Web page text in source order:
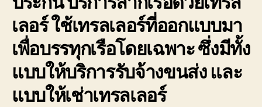
เลอร์ใช้เทรลเลอร์ที่ออกแบบมา
เพื่อบรรทุกเรือโดยเฉพาะ ซึ่งมีทั้ง
แบบให้บริการรับจ้างขนส่ง และ
แบบให้เช่าเทรลเลอร์